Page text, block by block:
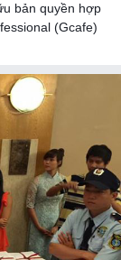
bản quyền hợp
(Gcafe)